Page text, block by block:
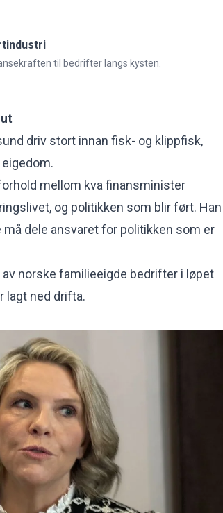
til bedrifter langs kysten.
driv stort innan fisk- og klippfisk,
mellom kva finansminister
og politikken som blir ført. Han
dele ansvaret for politikken som er
norske familieeigde bedrifter i løpet
lagt ned drifta.